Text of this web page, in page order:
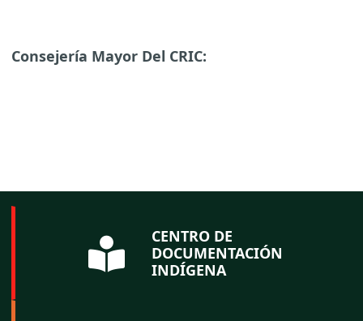
Consejería Mayor Del CRIC:
CENTRO DE
DOCUMENTACIÓN
INDÍGENA